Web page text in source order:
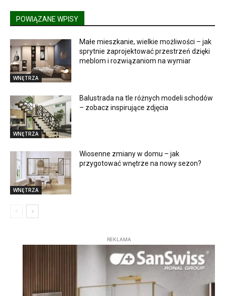
POWIĄZANE WPISY
WNĘTRZA
Małe mieszkanie, wielkie możliwości – jak
sprytnie zaprojektować przestrzeń dzięki
meblom i rozwiązaniom na wymiar
WNĘTRZA
Balustrada na tle różnych modeli schodów
– zobacz inspirujące zdjęcia
WNĘTRZA
Wiosenne zmiany w domu – jak
przygotować wnętrze na nowy sezon?
REKLAMA